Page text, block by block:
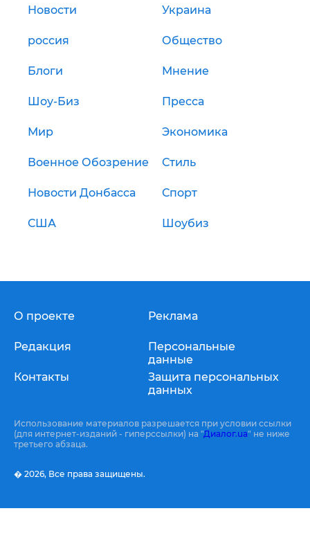
Новости Украина
россия Общество
Блоги Мнение
Шоу-Биз Пресса
Мир Экономика
Военное Обозрение Стиль
Новости Донбасса Спорт
США Шоубиз
О проекте
Редакция
Контакты
Реклама
Персональные
данные
Защита персональных
данных
Использование материалов разрешается при условии ссылки
(для интернет-изданий - гиперссылки) на "Диалог.ua" не ниже
третьего абзаца.
� 2026, Все права защищены.